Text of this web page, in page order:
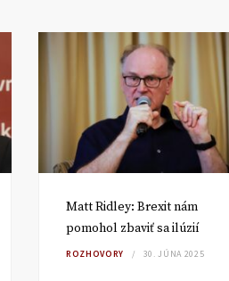
Matt Ridley: Brexit nám
pomohol zbaviť sa ilúzií
ROZHOVORY 30. JÚNA 2025